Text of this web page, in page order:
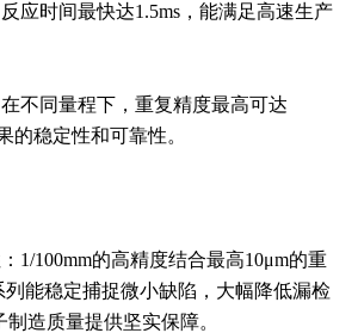
应时间最快达1.5ms，能满足高速生产
不同量程下，重复精度最高可达
的稳定性和可靠性。
1/100mm的高精度结合最高10μm的重
列能稳定捕捉微小缺陷，大幅降低漏检
造质量提供坚实保障。